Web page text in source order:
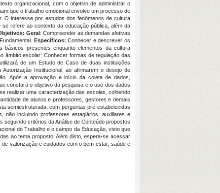
organizacional, com o objetivo de administrar o
que o trabalho emocional envolve um processo de
O interesse por estudos dos fenômenos de cultura
refere ao contexto da educação pública, além da
Geral: Compreender as demandas afetivas
Específicos:Conhecer e descrever os
presentes enquanto elementos da cultura
âmbito escolar; Conhecer formas de regulação das
de um Estudo de Caso de duas instituições
Institucional, ao afirmarem o desejo de
Após a aprovação e início da coleta de dados,
constará o objetivo da pesquisa e o uso dos dados
realizar uma caracterização das escolas, colhendo
de alunos e professores, gestores e demais
semiestruturada, com perguntas pré-estabelecidas
não incluindo professores estagiários, auxiliares e
critérios da Análise de Conteúdo propostos
do Trabalho e o campo da Educação, visto que
ao tema proposto. Além disto, espera-se acessar
valorização e cuidados com o bem-estar, saúde e